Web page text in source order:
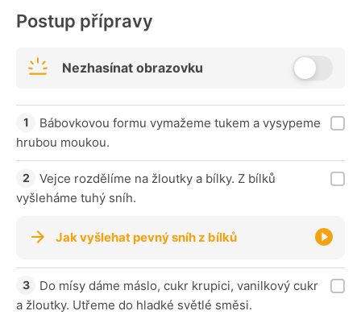
Postup přípravy
Nezhasínat obrazovku
Bábovkovou formu vymažeme tukem a vysypeme
hrubou moukou.
Vejce rozdělíme na žloutky a bílky. Z bílků
vyšleháme tuhý sníh.
Jak vyšlehat pevný sníh z bílků
Do mísy dáme máslo, cukr krupici, vanilkový cukr
a žloutky. Utřeme do hladké světlé směsi.